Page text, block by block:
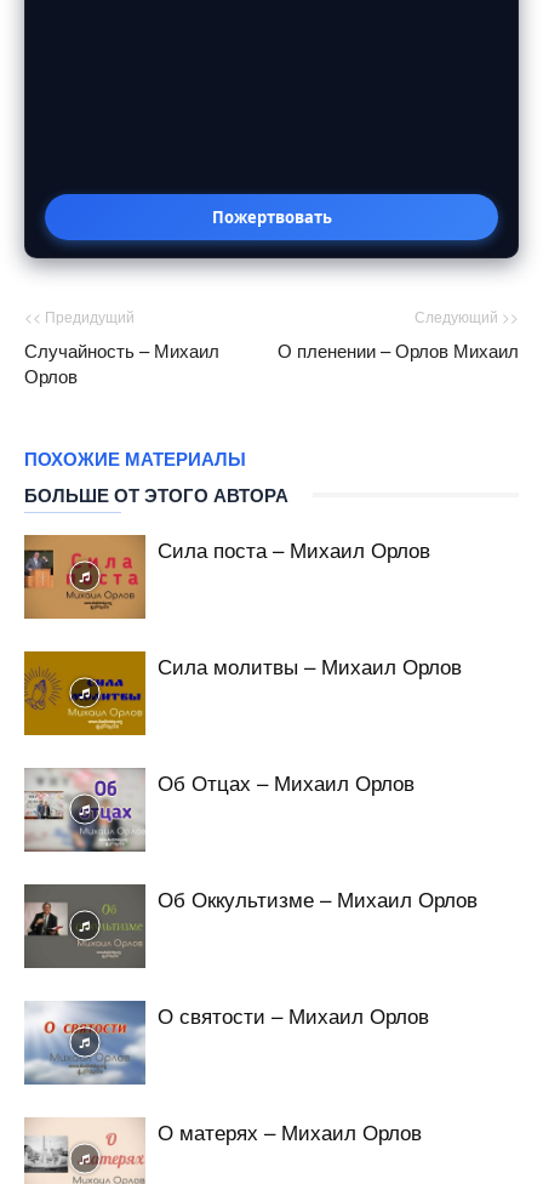
Пожертвовать
<< Предидущий
Случайность – Михаил
Орлов
Следующий >>
О пленении – Орлов Михаил
ПОХОЖИЕ МАТЕРИАЛЫ
БОЛЬШЕ ОТ ЭТОГО АВТОРА
Сила поста – Михаил Орлов
Сила молитвы – Михаил Орлов
Об Отцах – Михаил Орлов
Об Оккультизме – Михаил Орлов
О святости – Михаил Орлов
О матерях – Михаил Орлов